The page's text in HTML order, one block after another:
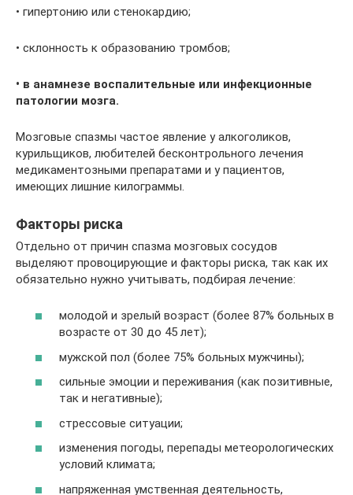
• гипертонию или стенокардию;
• склонность к образованию тромбов;
• в анамнезе воспалительные или инфекционные
патологии мозга.
Мозговые спазмы частое явление у алкоголиков,
курильщиков, любителей бесконтрольного лечения
медикаментозными препаратами и у пациентов,
имеющих лишние килограммы.
Факторы риска
Отдельно от причин спазма мозговых сосудов
выделяют провоцирующие и факторы риска, так как их
обязательно нужно учитывать, подбирая лечение:
молодой и зрелый возраст (более 87% больных в
возрасте от 30 до 45 лет);
мужской пол (более 75% больных мужчины);
сильные эмоции и переживания (как позитивные,
так и негативные);
стрессовые ситуации;
изменения погоды, перепады метеорологических
условий климата;
напряженная умственная деятельность,